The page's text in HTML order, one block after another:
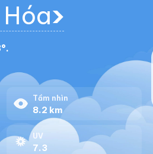
Tầm nhìn
8.2 km
UV
7.3